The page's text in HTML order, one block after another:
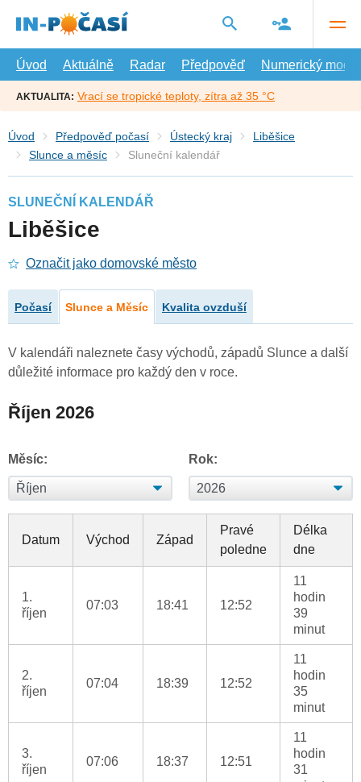
hlavní
Úvod
Aktuálně Radar Předpověď Numerický model
AKTUALITA: Vrací se tropické teploty, zítra až 35 °C
Úvod Předpověď počasí Ústecký kraj
Liběšice
Slunce a měsíc
Sluneční kalendář
SLUNEČNÍ KALENDÁŘ
Liběšice
Označit jako domovské město
Počasí Slunce a Měsíc Kvalita ovzduší
V kalendáři naleznete časy východů, západů Slunce a další
důležité informace pro každý den v roce.
Říjen 2026
Měsíc: Rok:
Datum Východ Západ
Pravé
poledne
Délka
dne
1.
říjen
07:03 18:41 12:52
11
hodin
39
minut
2.
říjen
07:04 18:39 12:52
11
hodin
35
minut
3.
říjen
07:06 18:37 12:51
11
hodin
31